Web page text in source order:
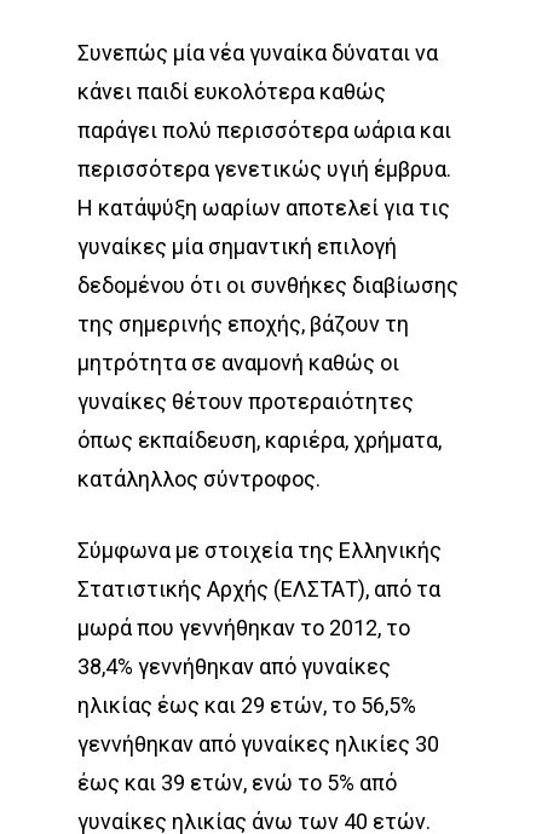
Συνεπώς μία νέα γυναίκα δύναται να
κάνει παιδί ευκολότερα καθώς
παράγει πολύ περισσότερα ωάρια και
περισσότερα γενετικώς υγιή έμβρυα.
Η κατάψύξη ωαρίων αποτελεί για τις
γυναίκες μία σημαντική επιλογή
δεδομένου ότι οι συνθήκες διαβίωσης
της σημερινής εποχής, βάζουν τη
μητρότητα σε αναμονή καθώς οι
γυναίκες θέτουν προτεραιότητες
όπως εκπαίδευση, καριέρα, χρήματα,
κατάληλλος σύντροφος.
Σύμφωνα με στοιχεία της Ελληνικής
Στατιστικής Αρχής (ΕΛΣΤΑΤ), από τα
μωρά που γεννήθηκαν το 2012, το
38,4% γεννήθηκαν από γυναίκες
ηλικίας έως και 29 ετών, το 56,5%
γεννήθηκαν από γυναίκες ηλικίες 30
έως και 39 ετών, ενώ το 5% από
γυναίκες ηλικίας άνω των 40 ετών.